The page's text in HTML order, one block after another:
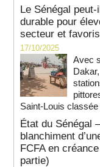
Le Sénégal
durable pour
secteur et
17/10/2025
Avec
Saint-Louis classée
État du Sénégal
blanchiment
FCFA en
partie)